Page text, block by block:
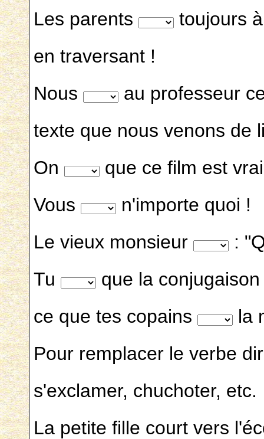
Les parents
toujours
en traversant !
Nous
au professeur
texte que nous venons de
On
que ce film est
Vous
n'importe quoi !
Le vieux monsieur
:
Tu
que la
ce que tes copains
la
Pour remplacer le verbe
s'exclamer, chuchoter, etc.
La petite fille court vers